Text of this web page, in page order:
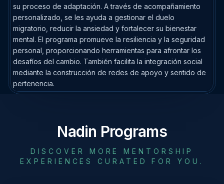
su proceso de adaptación. A través de acompañamiento
personalizado, se les ayuda a gestionar el duelo
migratorio, reducir la ansiedad y fortalecer su bienestar
mental. El programa promueve la resiliencia y la seguridad
personal, proporcionando herramientas para afrontar los
desafíos del cambio. También facilita la integración social
mediante la construcción de redes de apoyo y sentido de
pertenencia.
Nadin Programs
DISCOVER MORE MENTORSHIP
EXPERIENCES CURATED FOR YOU.